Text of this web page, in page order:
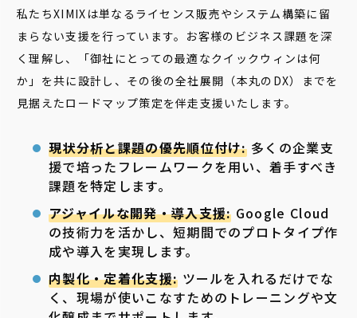
私たちXIMIXは単なるライセンス販売やシステム構築に留
まらない支援を行っています。お客様のビジネス課題を深
く理解し、「御社にとっての最適なクイックウィンは何
か」を共に設計し、その後の全社展開（本丸のDX）までを
見据えたロードマップ策定を伴走支援いたします。
現状分析と課題の優先順位付け:多くの企業支
援で培ったフレームワークを用い、着手すべき
課題を特定します。
アジャイルな開発・導入支援: Google Cloud
の技術力を活かし、短期間でのプロトタイプ作
成や導入を実現します。
内製化・定着化支援: ツールを入れるだけでな
く、現場が使いこなすためのトレーニングや文